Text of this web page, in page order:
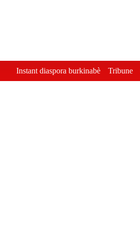
Instant diaspora burkinabè Tribune